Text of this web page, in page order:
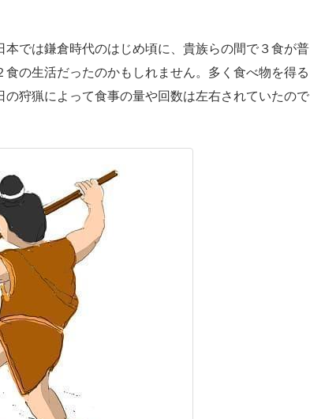
では鎌倉時代のはじめ頃に、貴族らの間で３食が普
の生活だったのかもしれません。多く食べ物を得る
狩猟によって食事の量や回数は左右されていたので